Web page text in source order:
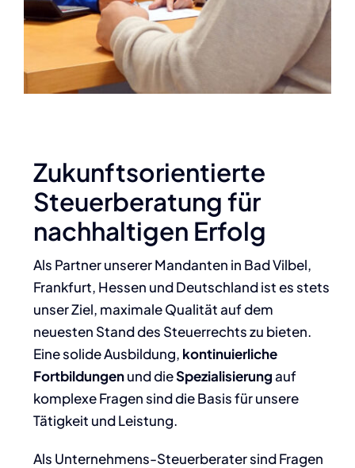
Zukunftsorientierte
Steuerberatung für
nachhaltigen Erfolg
Als Partner unserer Mandanten in Bad Vilbel,
Frankfurt, Hessen und Deutschland ist es stets
unser Ziel, maximale Qualität auf dem
neuesten Stand des Steuerrechts zu bieten.
Eine solide Ausbildung, kontinuierliche
Fortbildungenund dieSpezialisierungauf
komplexe Fragen sind die Basis für unsere
Tätigkeit und Leistung.
Als Unternehmens-Steuerberater sind Fragen